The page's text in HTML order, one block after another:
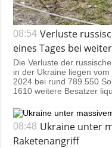
08:54 Verluste
eines Tages bei
Die Verluste der
in der Ukraine liegen
2024 bei rund 789.550
1610 weitere Besatzer
08:48 Ukraine unter
Raketenangriff